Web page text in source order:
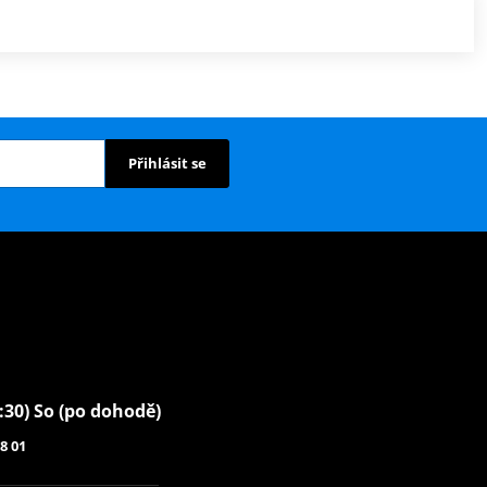
Přihlásit se
So (po dohodě)
01